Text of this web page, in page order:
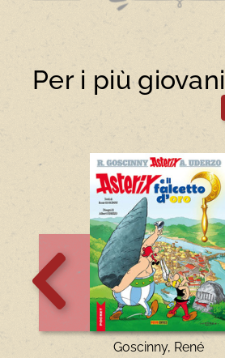
Per i più giovani
Scorri
indietro
la
vetrina
Goscinny, René